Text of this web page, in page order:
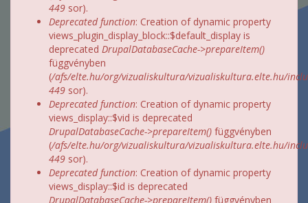
449 sor).
Deprecated function: Creation of dynamic property
views_plugin_display_block::$default_display is
deprecated DrupalDatabaseCache->prepareItem()
függvényben
(/afs/elte.hu/org/vizualiskultura/vizualiskultura.elte.hu/
449 sor).
Deprecated function: Creation of dynamic property
views_display::$vid is deprecated
DrupalDatabaseCache->prepareItem() függvényben
(/afs/elte.hu/org/vizualiskultura/vizualiskultura.elte.hu/
449 sor).
Deprecated function: Creation of dynamic property
views_display::$id is deprecated
DrupalDatabaseCache->prepareItem() függvényben